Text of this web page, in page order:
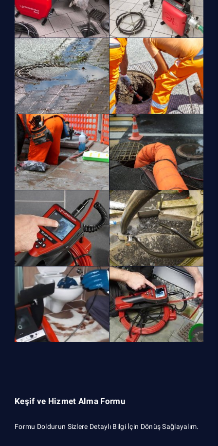
Keşif ve Hizmet Alma Formu
Formu Doldurun Sizlere Detaylı Bilgi İçin Dönüş Sağlayalım.